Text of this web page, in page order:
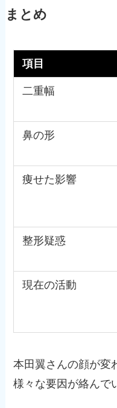
まとめ
項目
二重幅
鼻の形
痩せた影響
整形疑惑
現在の活動
本田翼さんの顔が変
様々な要因が絡んで